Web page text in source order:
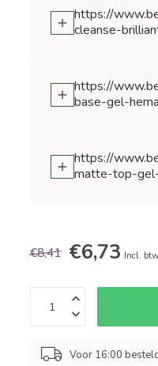
https://
cleanse-
https://
base-gel-
https://
matte-top-
€8,41 €6,73 Incl. btw
Voor 16:00